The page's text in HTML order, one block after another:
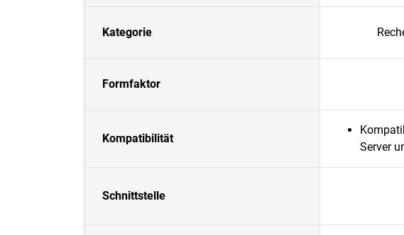
Kategorie
Formfaktor
Kompatibilität
Server
Schnittstelle